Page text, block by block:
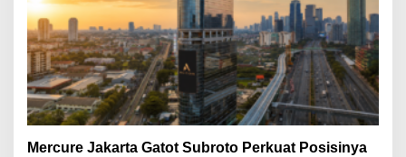
Mercure Jakarta Gatot Subroto Perkuat Posisinya